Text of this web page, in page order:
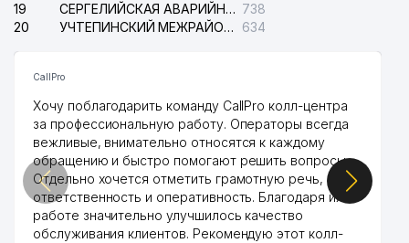
19
СЕРГЕЛИЙСКАЯ АВАРИЙНАЯ СЛУЖБА ЭЛЕКТРОСЕТИ 738
20
УЧТЕПИНСКИЙ МЕЖРАЙОННЫЙ СУД ПО ГРАЖДАНСКИМ ДЕЛАМ 634
CallPro
Хочу поблагодарить команду CallPro колл-центра
за профессиональную работу. Операторы всегда
вежливые, внимательно относятся к каждому
обращению и быстро помогают решить вопросы.
Отдельно хочется отметить грамотную речь,
ответственность и оперативность. Благодаря их
работе значительно улучшилось качество
обслуживания клиентов. Рекомендую этот колл-